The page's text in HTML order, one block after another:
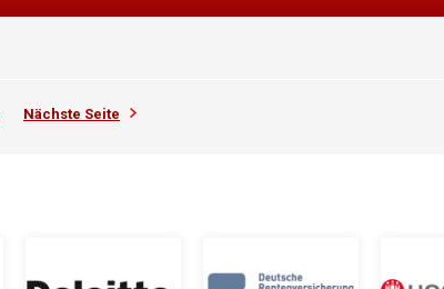
Nächste Seite